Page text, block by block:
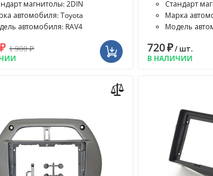
магнитолы: 2DIN
автомобиля: Toyota
автомобиля: RAV4
₽ 1 900₽
Стандарт
Марка
Модель
720₽/ шт.
В НАЛИЧИИ